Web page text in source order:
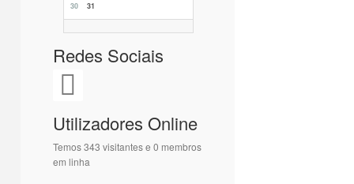
30
31
Redes Sociais
Utilizadores Online
Temos 343 visitantes e 0 membros
em linha